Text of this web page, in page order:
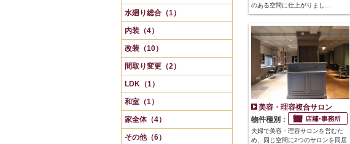
水廻り総合（1）
内装（4）
改装（10）
間取り変更（2）
LDK（1）
和室（1）
家全体（4）
その他（6）
のある空間に仕上がりまし…
美容・理容複合サロン
物件種別 ：
夫婦で美容・理容サロンを営むた
め、同じ空間に2つのサロンを同居